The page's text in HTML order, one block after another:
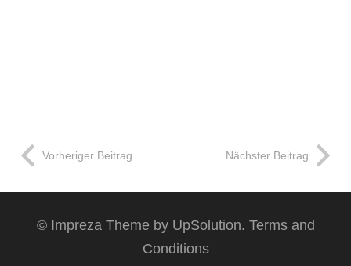
Vorheriger Beitrag Nächster Beitrag
© Impreza Theme by UpSolution. Terms and
Conditions